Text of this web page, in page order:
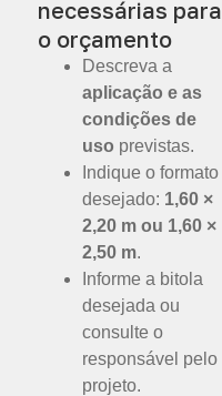
necessárias para
o orçamento
Descreva a
aplicação e as
condições de
uso previstas.
Indique o formato
desejado: 1,60 ×
2,20 m ou 1,60 ×
2,50 m.
Informe a bitola
desejada ou
consulte o
responsável pelo
projeto.